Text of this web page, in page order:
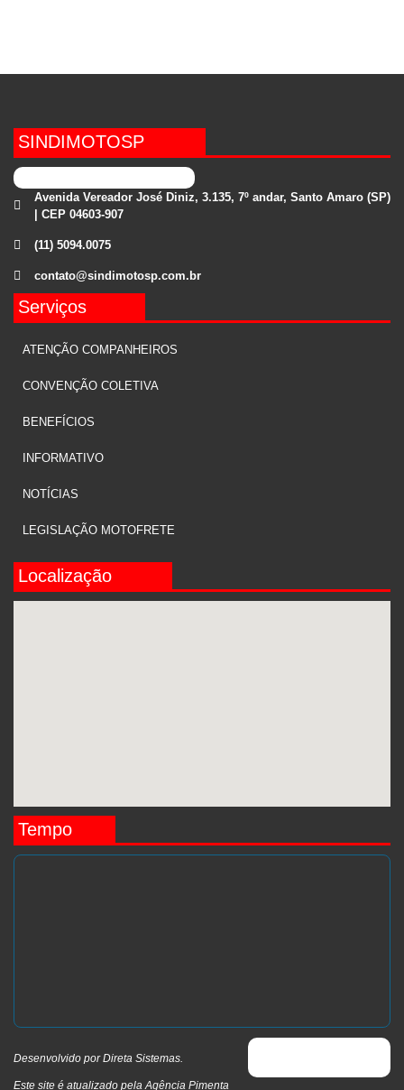
SINDIMOTOSP
Avenida Vereador José Diniz, 3.135, 7º andar, Santo Amaro (SP)
| CEP 04603-907
(11) 5094.0075
contato@sindimotosp.com.br
Serviços
ATENÇÃO COMPANHEIROS
CONVENÇÃO COLETIVA
BENEFÍCIOS
INFORMATIVO
NOTÍCIAS
LEGISLAÇÃO MOTOFRETE
Localização
Tempo
Desenvolvido porDireta Sistemas.
Este site é atualizado pela Agência Pimenta